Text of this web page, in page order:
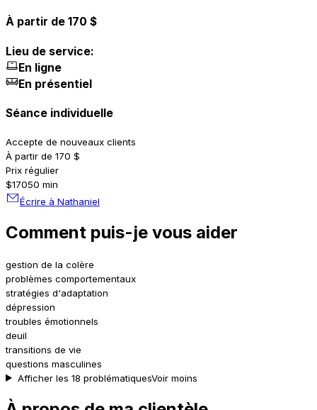
À partir de 170 $
Lieu de service:
En ligne
En présentiel
Séance individuelle
Accepte de nouveaux clients
À partir de 170 $
Prix régulier
$17050 min
Écrire à Nathaniel
Comment puis-je vous aider
gestion de la colère
problèmes comportementaux
stratégies d'adaptation
dépression
troubles émotionnels
deuil
transitions de vie
questions masculines
Afficher les 18 problématiquesVoir moins